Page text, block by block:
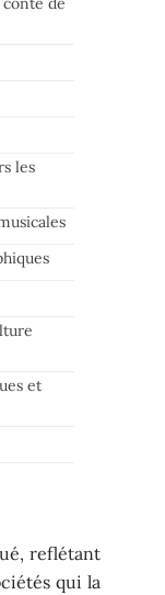
les
et
reflétant
qui la